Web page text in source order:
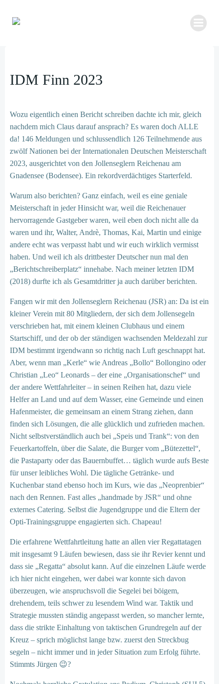
IDM Finn 2023
Wozu eigentlich einen Bericht schreiben dachte ich mir, gleich
nachdem mich Claus darauf ansprach? Es waren doch ALLE
da! 146 Meldungen und schlussendlich 126 Teilnehmende aus
zwölf Nationen bei der Internationalen Deutschen Meisterschaft
2023, ausgerichtet von den Jollenseglern Reichenau am
Gnadensee (Bodensee). Ein rekordverdächtiges Starterfeld.
Warum also berichten? Ganz einfach, weil es eine geniale
Meisterschaft in jeder Hinsicht war, weil die Reichenauer
hervorragende Gastgeber waren, weil eben doch nicht alle da
waren und ihr, Walter, Andrè, Thomas, Kai, Martin und einige
andere echt was verpasst habt und wir euch wirklich vermisst
haben. Und weil ich als drittbester Deutscher nun mal den
„Berichtschreiberplatz“ innehabe. Nach meiner letzten IDM
(2018) durfte ich als Gesamtdritter ja auch darüber berichten.
Fangen wir mit den Jollenseglern Reichenau (JSR) an: Da ist ein
kleiner Verein mit 80 Mitgliedern, der sich dem Jollensegeln
verschrieben hat, mit einem kleinen Clubhaus und einem
Startschiff, und der ob der ständigen wachsenden Meldezahl zur
IDM bestimmt irgendwann so richtig nach Luft geschnappt hat.
Aber, wenn man „Kerle“ wie Andreas „Bollo“ Bollongino oder
Christian „Leo“ Leonards – der eine „Organisationschef“ und
der andere Wettfahrleiter – in seinen Reihen hat, dazu viele
Helfer an Land und auf dem Wasser, eine Gemeinde und einen
Hafenmeister, die gemeinsam an einem Strang ziehen, dann
finden sich Lösungen, die alle glücklich und zufrieden machen.
Nicht selbstverständlich auch bei „Speis und Trank“: von den
Feuerkartoffeln, über die Salate, die Burger vom „Bütezettel“,
die Pastaparty oder das Bauernbuffet… täglich wurde aufs Beste
für unser leibliches Wohl. Die tägliche Getränke- und
Kuchenbar stand ebenso hoch im Kurs, wie das „Neoprenbier“
nach den Rennen. Fast alles „handmade by JSR“ und ohne
externes Catering. Selbst die Jugendgruppe und die Eltern der
Opti-Trainingsgruppe engagierten sich. Chapeau!
Die erfahrene Wettfahrtleitung hatte an allen vier Regattatagen
mit insgesamt 9 Läufen bewiesen, dass sie ihr Revier kennt und
dass sie „Regatta“ absolut kann. Auf die einzelnen Läufe werde
ich hier nicht eingehen, wer dabei war konnte sich davon
überzeugen, wie anspruchsvoll die Segelei bei böigem,
drehendem, teils schwer zu lesendem Wind war. Taktik und
Strategie mussten ständig angepasst werden, so mancher lernte,
dass die strikte Einhaltung von taktischen Grundregeln auf der
Kreuz – sprich möglichst lange bzw. zuerst den Streckbug
segeln – nicht immer und in jeder Situation zum Erfolg führte.
Stimmts Jürgen 😉?